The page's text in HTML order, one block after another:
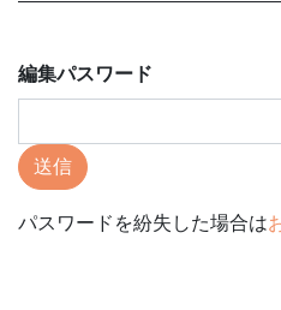
編集パスワード
送信
パスワードを紛失した場合は